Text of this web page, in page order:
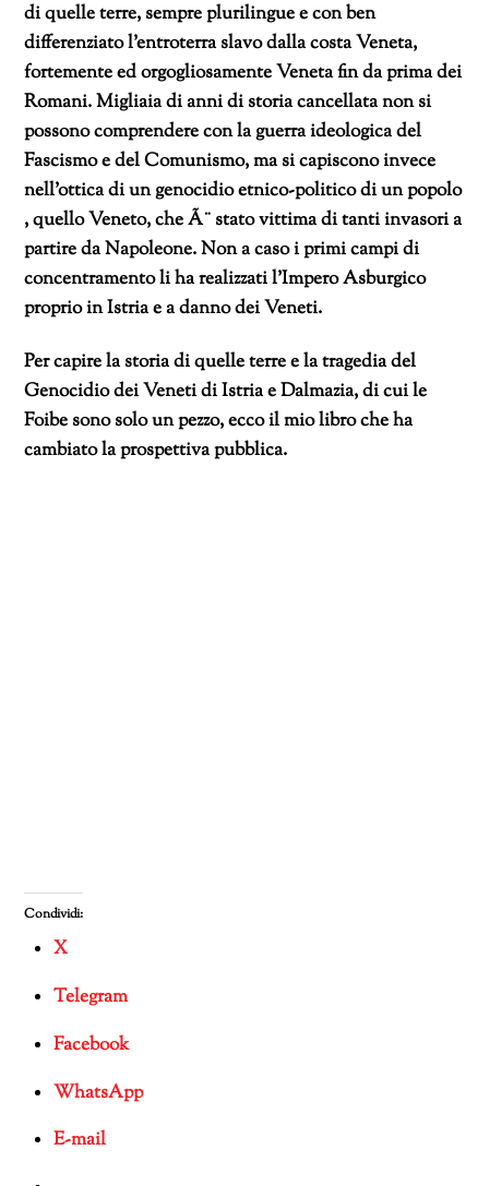
di quelle terre, sempre plurilingue e con ben
differenziato l’entroterra slavo dalla costa Veneta,
fortemente ed orgogliosamente Veneta fin da prima dei
Romani. Migliaia di anni di storia cancellata non si
possono comprendere con la guerra ideologica del
Fascismo e del Comunismo, ma si capiscono invece
nell’ottica di un genocidio etnico-politico di un popolo
, quello Veneto, che Ã¨ stato vittima di tanti invasori a
partire da Napoleone. Non a caso i primi campi di
concentramento li ha realizzati l’Impero Asburgico
proprio in Istria e a danno dei Veneti.
Per capire la storia di quelle terre e la tragedia del
Genocidio dei Veneti di Istria e Dalmazia, di cui le
Foibe sono solo un pezzo, ecco il mio libro che ha
cambiato la prospettiva pubblica.
Condividi:
X
Telegram
Facebook
WhatsApp
E-mail